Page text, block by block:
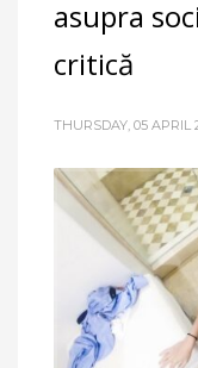
asupra
critică
THURSDAY, 05 APRIL